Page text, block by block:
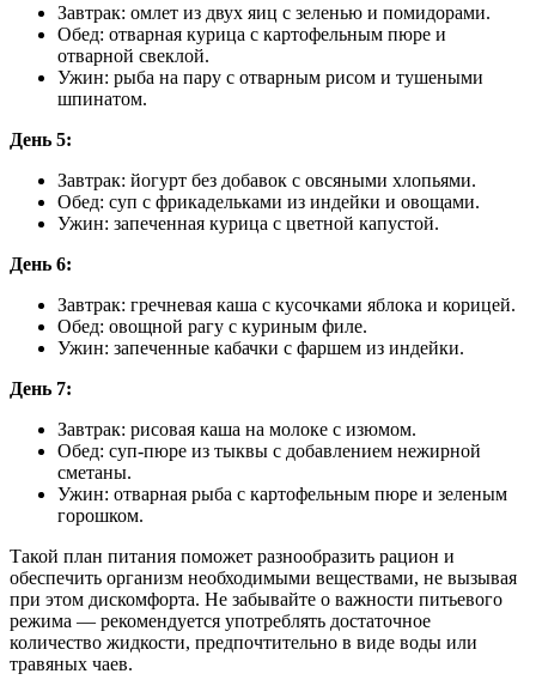
Завтрак: омлет из двух яиц с зеленью и помидорами.
Обед: отварная курица с картофельным пюре и
отварной свеклой.
Ужин: рыба на пару с отварным рисом и тушеными
шпинатом.
День 5:
Завтрак: йогурт без добавок с овсяными хлопьями.
Обед: суп с фрикадельками из индейки и овощами.
Ужин: запеченная курица с цветной капустой.
День 6:
Завтрак: гречневая каша с кусочками яблока и корицей.
Обед: овощной рагу с куриным филе.
Ужин: запеченные кабачки с фаршем из индейки.
День 7:
Завтрак: рисовая каша на молоке с изюмом.
Обед: суп-пюре из тыквы с добавлением нежирной
сметаны.
Ужин: отварная рыба с картофельным пюре и зеленым
горошком.
Такой план питания поможет разнообразить рацион и
обеспечить организм необходимыми веществами, не вызывая
при этом дискомфорта. Не забывайте о важности питьевого
режима — рекомендуется употреблять достаточное
количество жидкости, предпочтительно в виде воды или
травяных чаев.